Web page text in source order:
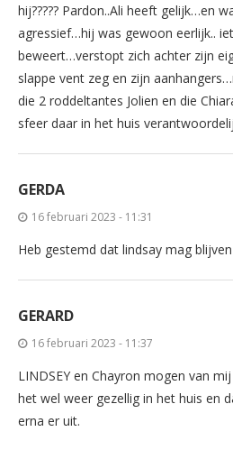
hij????? Pardon..Ali heeft gelijk…en
agressief…hij was gewoon eerlijk..
beweert…verstopt zich achter zijn
slappe vent zeg en zijn
die 2 roddeltantes Jolien en die
sfeer daar in het huis
GERDA
16 februari 2023 - 11:31
Heb gestemd dat lindsay mag blijven
GERARD
16 februari 2023 - 11:37
LINDSEY en Chayron mogen van
het wel weer gezellig in het huis en
erna er uit.